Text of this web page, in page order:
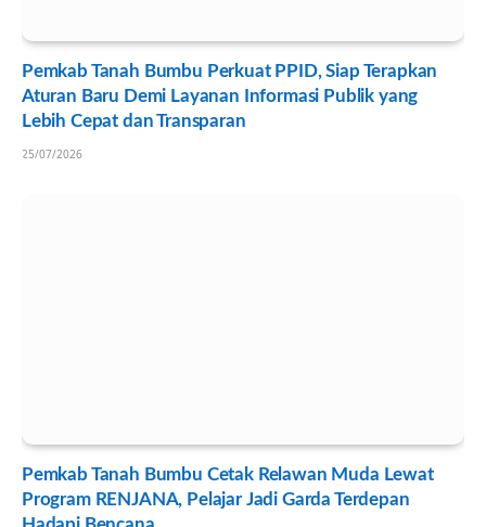
Pemkab Tanah Bumbu Perkuat PPID, Siap Terapkan
Aturan Baru Demi Layanan Informasi Publik yang
Lebih Cepat dan Transparan
25/07/2026
Pemkab Tanah Bumbu Cetak Relawan Muda Lewat
Program RENJANA, Pelajar Jadi Garda Terdepan